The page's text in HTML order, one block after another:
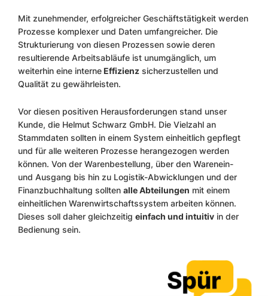
Mit zunehmender, erfolgreicher Geschäftstätigkeit werden
Prozesse komplexer und Daten umfangreicher. Die
Strukturierung von diesen Prozessen sowie deren
resultierende Arbeitsabläufe ist unumgänglich, um
weiterhin eine interne Effizienz sicherzustellen und
Qualität zu gewährleisten.
Vor diesen positiven Herausforderungen stand unser
Kunde, die Helmut Schwarz GmbH. Die Vielzahl an
Stammdaten sollten in einem System einheitlich gepflegt
und für alle weiteren Prozesse herangezogen werden
können. Von der Warenbestellung, über den Warenein-
und Ausgang bis hin zu Logistik-Abwicklungen und der
Finanzbuchhaltung sollten alle Abteilungen mit einem
einheitlichen Warenwirtschaftssystem arbeiten können.
Dieses soll daher gleichzeitig einfach und intuitiv in der
Bedienung sein.